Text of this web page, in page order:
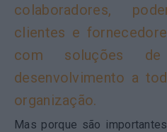
colaboradores,
clientes e
com soluções de
desenvolvimento a
organização.
Mas porque são